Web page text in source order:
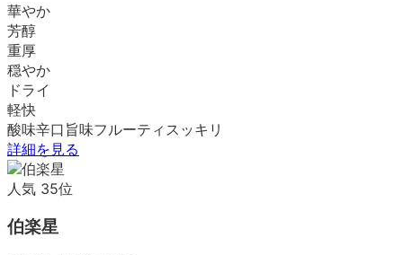
華やか
芳醇
重厚
穏やか
ドライ
軽快
酸味辛口 旨味フルーティ スッキリ
詳細を見る
人気 35位
伯楽星